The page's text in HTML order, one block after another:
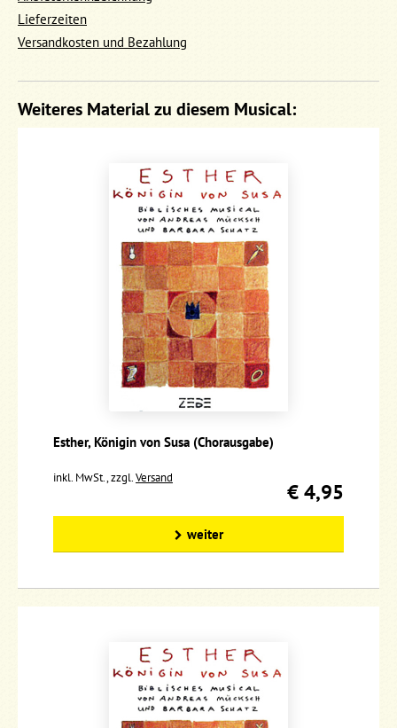
Lieferzeiten
Versandkosten und Bezahlung
Weiteres Material zu diesem Musical:
Esther, Königin von Susa (Chorausgabe)
inkl. MwSt., zzgl.Versand
€ 4,95
weiter